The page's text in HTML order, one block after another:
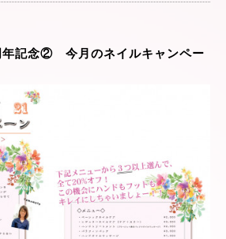
記念② 今月のネイルキャンペー